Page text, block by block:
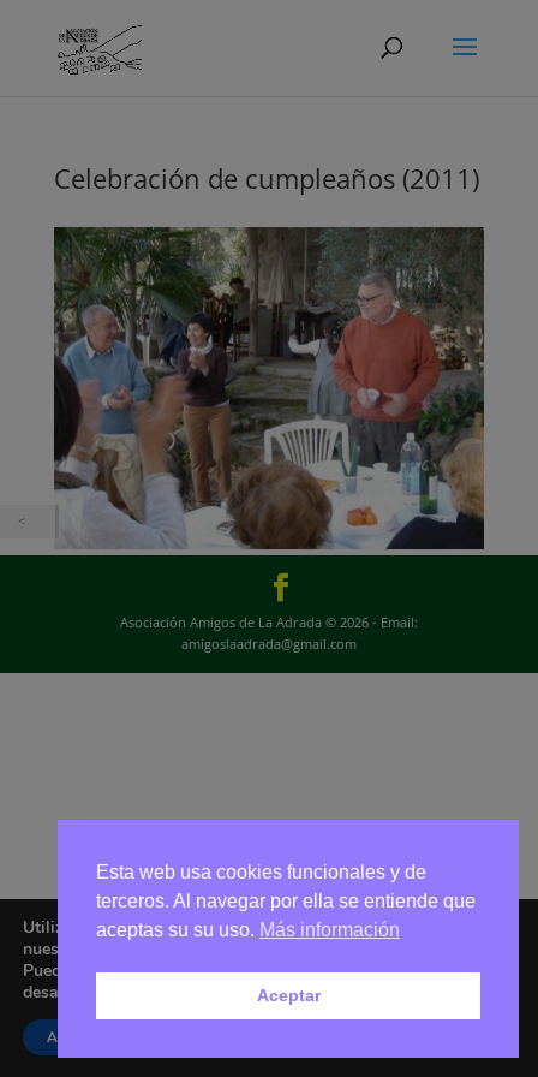
Celebración de cumpleaños (2011)
Asociación Amigos de La Adrada © 2026 - Email:
amigoslaadrada@gmail.com
Utilizamos cookies para ofrecerte la mejor experiencia en
nuestra web.
Puedes aprender más sobre qué cookies utilizamos o
desactivarlas en los
Aceptar
Esta web usa cookies funcionales y de
terceros. Al navegar por ella se entiende que
aceptas su su uso. Más información
Aceptar